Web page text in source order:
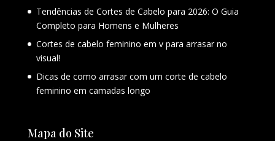
Tendências de Cortes de Cabelo para 2026: O Guia
Completo para Homens e Mulheres
Cortes de cabelo feminino em v para arrasar no
visual!
Dicas de como arrasar com um corte de cabelo
feminino em camadas longo
Mapa do Site